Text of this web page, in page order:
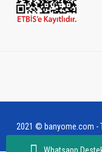
Whatsapp
2021 © banyome.com -